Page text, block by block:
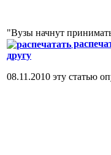
"Вузы начнут
другу
08.11.2010 эту статью